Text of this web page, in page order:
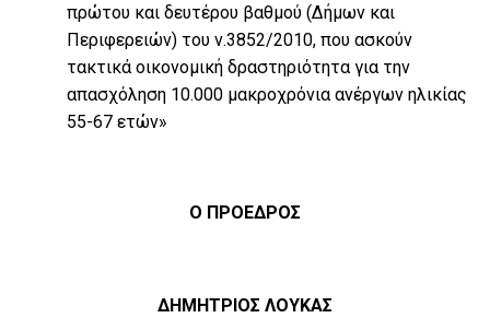
πρώτου και δευτέρου βαθµού (∆ήµων και
Περιφερειών) του ν.3852/2010, που ασκούν
τακτικά οικονοµική δραστηριότητα για την
απασχόληση 10.000 µακροχρόνια ανέργων ηλικίας
55-67 ετών»
Ο ΠΡΟΕΔΡΟΣ
ΔΗΜΗΤΡΙΟΣ ΛΟΥΚΑΣ